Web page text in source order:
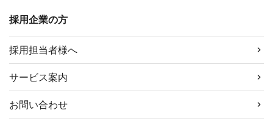
採用企業の方
採用担当者様へ
サービス案内
お問い合わせ